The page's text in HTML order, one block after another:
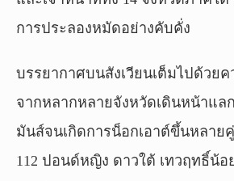
การประลองหมัดอย่างคับคั่ง
บรรยากาศบนสังเวียนเต็มไปด้วย
จากหลากหลายจังหวัดเดินหน้าแล
มันส์จนเกิดการน็อกเอาต์ขึ้นหลาย
112 ปอนด์หญิง ดาวใต้ เทวฤทธิ์น้อ